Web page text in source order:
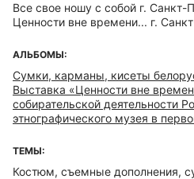
Все свое ношу с собой г. Санкт-
Ценности вне времени... г.
АЛЬБОМЫ:
Сумки, карманы, кисеты
Выставка «Ценности вне
собирательской деятельности
этнографического музея в
ТЕМЫ:
Костюм, съемные дополнения,